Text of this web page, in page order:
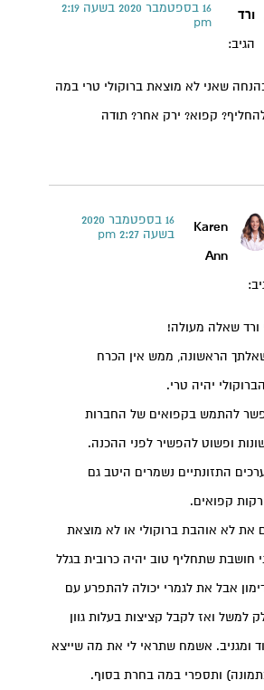
ורד
הגיב:
16 בספטמבר 2020 בשעה 2:19
pm
שאני לא מוצאת ברוקולי טרי במה
קפוא? ירק אחר? תודה
Karen
Ann
16 בספטמבר 2020
בשעה 2:27 pm
ורד שאלה מעולה!
הראשונה, ממש אין הכרח
יהיה טרי.
להתמש בקפואים של החברות
ופשוט להפשיר לפני ההכנה.
התזונתיים נשמרים היטב גם
קפואים.
את לא אוהבת ברוקולי או לא מוצאת
חושבת שתחליף טוב יהיה כרובית בגלל
אבל את לגמרי יכולה להתפרע עם
למשל ואז לקבל קציצות בעלות גוון
ומגניב. אשמח שתראי לי את מה שייצא
ותספרי במה בחרת בסוף.